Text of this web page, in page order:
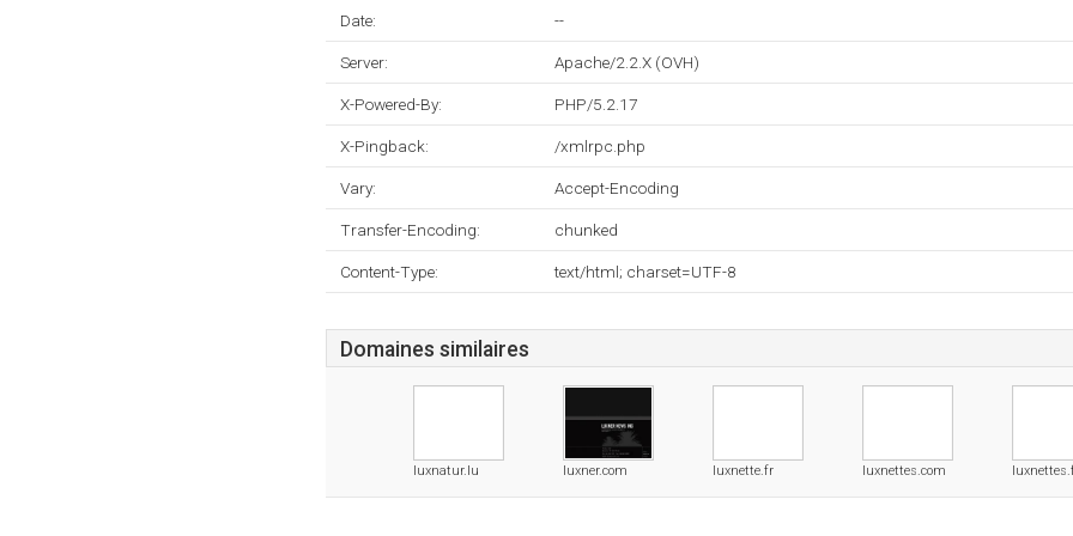
Date: --
Server: Apache/2.2.X (OVH)
X-Powered-By: PHP/5.2.17
X-Pingback: /xmlrpc.php
Vary: Accept-Encoding
Transfer-Encoding: chunked
Content-Type: text/html; charset=UTF-8
Domaines similaires
luxnatur.lu luxner.com luxnette.fr luxnettes.com